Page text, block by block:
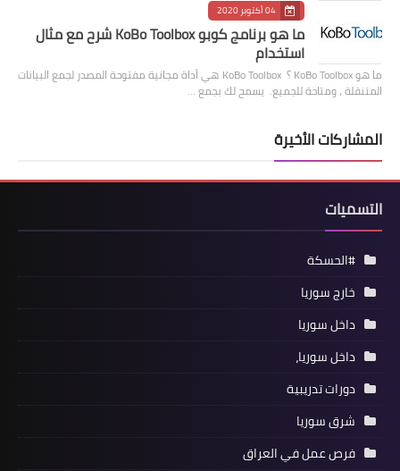
04 أكتوبر 2020
ما هو برنامج كوبو KoBo Toolbox شرح مع مثال
استخدام
ما هو KoBo Toolbox ؟ KoBo Toolbox هي أداة مجانية مفتوحة المصدر لجمع البيانات
المتنقلة ، ومتاحة للجميع. يسمح لك بجمع …
المشاركات الأخيرة
التسميات
#الحسكة
خارج سوريا
داخل سوريا
داخل سوريا،
دورات تدريبية
شرق سوريا
فرص عمل في العراق